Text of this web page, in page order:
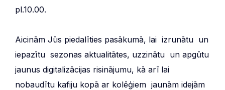
pl.10.00.
Aicinām Jūs piedalīties pasākumā, lai izrunātu un
iepazītu sezonas aktualitātes, uzzinātu un apgūtu
jaunus digitalizācijas risinājumu, kā arī lai
nobaudītu kafiju kopā ar kolēģiem jaunām idejām